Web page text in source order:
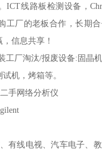
ICT线路板检测设备，
工厂的老板合作，长期合
信息共享！
工厂淘汰/报废设备:固晶
机，烤箱等。
手网络分析仪
有线电视、汽车电子、